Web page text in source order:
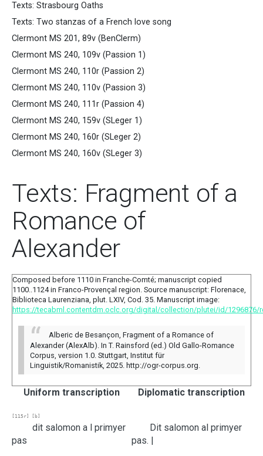
Texts: Strasbourg Oaths
Texts: Two stanzas of a French love song
Clermont MS 201, 89v (BenClerm)
Clermont MS 240, 109v (Passion 1)
Clermont MS 240, 110r (Passion 2)
Clermont MS 240, 110v (Passion 3)
Clermont MS 240, 111r (Passion 4)
Clermont MS 240, 159v (SLeger 1)
Clermont MS 240, 160r (SLeger 2)
Clermont MS 240, 160v (SLeger 3)
Texts: Fragment of a
Romance of
Alexander
Composed before 1110 in Franche-Comté; manuscript copied
1100..1124 in Franco-Provençal region. Source manuscript: Florenace,
Biblioteca Laurenziana, plut. LXIV, Cod. 35. Manuscript image:
https://tecabml.contentdm.oclc.org/digital/collection/plutei/id/1296876/
Alberic de Besançon, Fragment of a Romance of
Alexander (AlexAlb). In T. Rainsford (ed.) Old Gallo-Romance
Corpus, version 1.0. Stuttgart, Institut für
Linguistik/Romanistik, 2025. http://ogr-corpus.org.
Uniform transcription Diplomatic transcription
[115r] [b]
dit salomon a l primyer
pas
Dit salomonalprimyer
pas. |